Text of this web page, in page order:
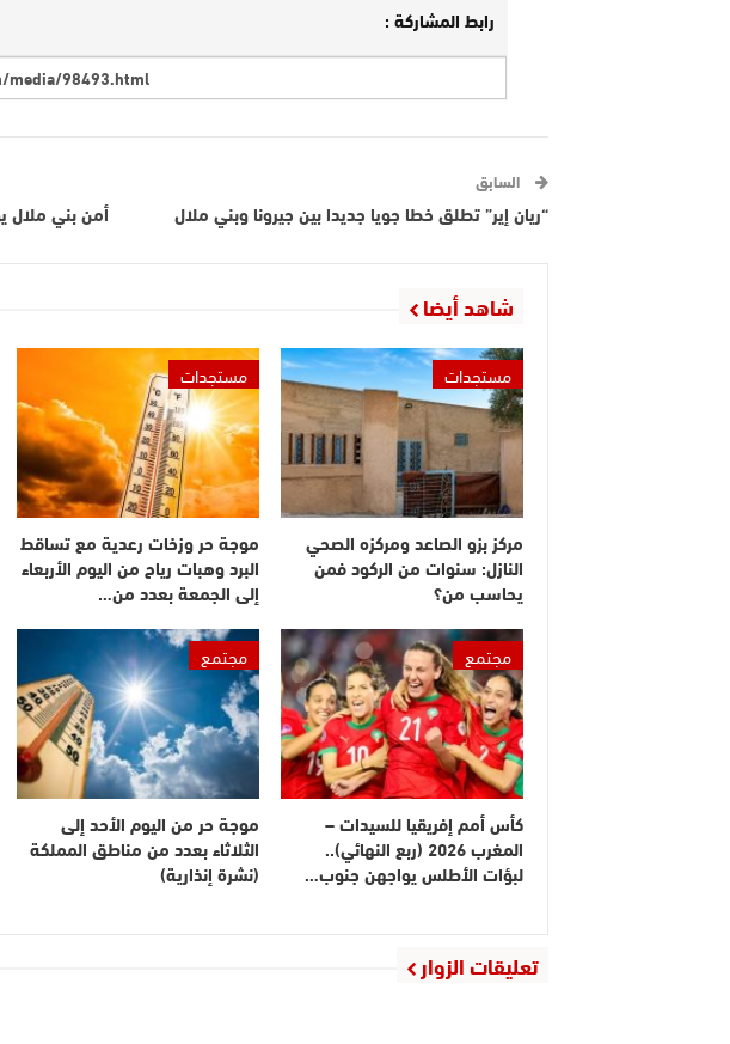
رابط المشاركة :
السابق
“ريان إير” تطلق خطا جويا جديدا بين جيرونا وبني ملال أمن بني ملال
شاهد أيضا
مستجدات
مركز بزو الصاعد ومركزه الصحي
النازل: سنوات من الركود فمن
يحاسب من؟
مستجدات
موجة حر وزخات رعدية مع تساقط
البرد وهبات رياح من اليوم الأربعاء
إلى الجمعة بعدد من…
مجتمع
كأس أمم إفريقيا للسيدات –
المغرب 2026 (ربع النهائي)..
لبؤات الأطلس يواجهن جنوب…
مجتمع
موجة حر من اليوم الأحد إلى
الثلاثاء بعدد من مناطق المملكة
(نشرة إنذارية)
تعليقات الزوار